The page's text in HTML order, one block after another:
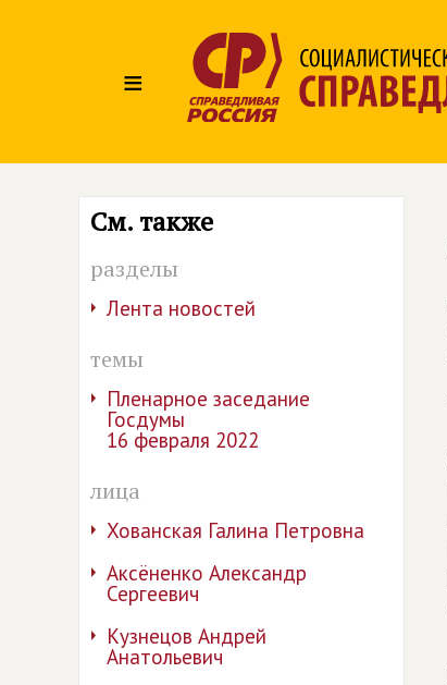
≡
См. также
разделы
Лента новостей
темы
Пленарное заседание
Госдумы
16 февраля 2022
лица
Хованская Галина Петровна
Аксёненко Александр
Сергеевич
Кузнецов Андрей
Анатольевич